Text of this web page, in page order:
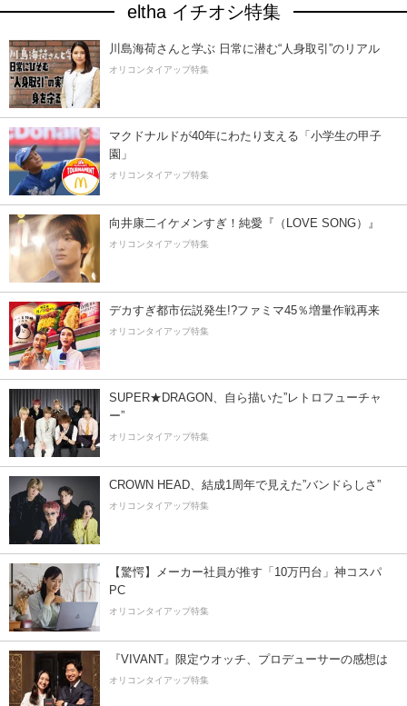
eltha イチオシ特集
川島海荷さんと学ぶ 日常に潜む“人身取引”のリアル
オリコンタイアップ特集
マクドナルドが40年にわたり支える「小学生の甲子
園」
オリコンタイアップ特集
向井康二イケメンすぎ！純愛『（LOVE SONG）』
オリコンタイアップ特集
デカすぎ都市伝説発生!?ファミマ45％増量作戦再来
オリコンタイアップ特集
SUPER★DRAGON、自ら描いた”レトロフューチャ
ー”
オリコンタイアップ特集
CROWN HEAD、結成1周年で見えた”バンドらしさ”
オリコンタイアップ特集
【驚愕】メーカー社員が推す「10万円台」神コスパ
PC
オリコンタイアップ特集
『VIVANT』限定ウオッチ、プロデューサーの感想は
オリコンタイアップ特集